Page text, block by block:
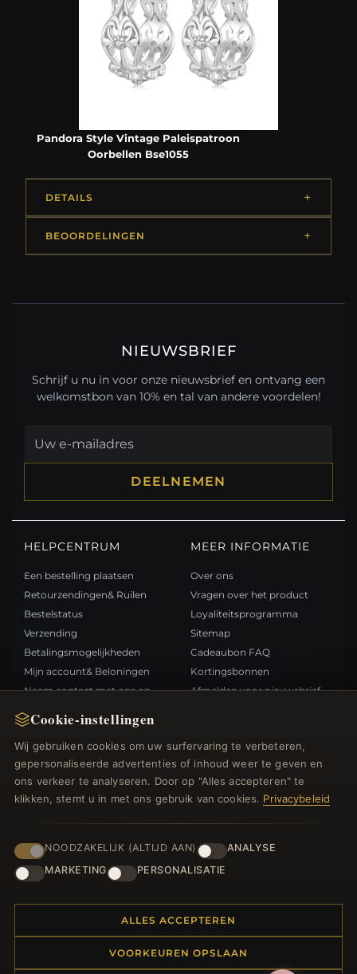
Cookie-instellingen
Wij gebruiken cookies om uw surfervaring te verbeteren,
gepersonaliseerde advertenties of inhoud weer te geven en
ons verkeer te analyseren. Door op "Alles accepteren" te
klikken, stemt u in met ons gebruik van cookies. Privacybeleid
NOODZAKELIJK (ALTIJD AAN)
ANALYSE
MARKETING
PERSONALISATIE
ALLES ACCEPTEREN
VOORKEUREN OPSLAAN
Pandora Style Vintage Paleispatroon
Oorbellen Bse1055
DETAILS
BEOORDELINGEN
NIEUWSBRIEF
Schrijf u nu in voor onze nieuwsbrief en ontvang een
welkomstbon van 10% en tal van andere voordelen!
DEELNEMEN
HELPCENTRUM
Een bestelling plaatsen
Retourzendingen& Ruilen
Bestelstatus
Verzending
Betalingsmogelijkheden
Mijn account& Beloningen
Neem contact met ons op
MEER INFORMATIE
Over ons
Vragen over het product
Loyaliteitsprogramma
Sitemap
Cadeaubon FAQ
Kortingsbonnen
Afmelden voor nieuwsbrief
Nieuwe producten
Specials
Blog
Beoordelingen
Inloggen
BETAALMETHODEN
© 2012–2026Bedelsoutlet.nl . Alle rechten
voorbehouden.